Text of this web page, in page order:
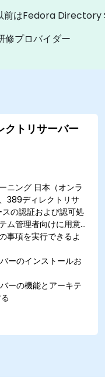
はFedora Directory
プロバイダー
クトリサーバー
ニング 日本（オンラ
389ディレクトリサ
の認証および認可処
ム管理者向けに用意
事項を実行できるよ
ーのインストールお
ーの機能とアーキテ
を学ぶ
のためのレプリケー
証を効率化し、パフ